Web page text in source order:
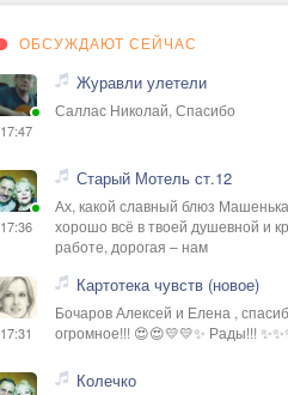
ОБСУЖДАЮТ СЕЙЧАС
17:47
Журавли улетели
Саллас Николай, Спасибо
17:36
Старый Мотель ст.12
Ах, какой славный блюз
хорошо всё в твоей душевной и
работе, дорогая – нам
17:31
Картотека чувств (новое)
Бочаров Алексей и Елена ,
огромное!!! 😍😍💛💛✨ Рады!!!
Колечко